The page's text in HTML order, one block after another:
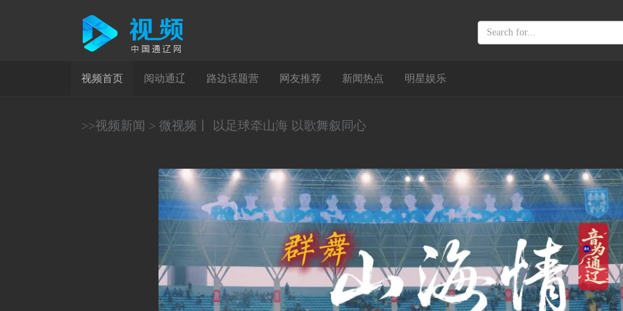
视频首页(current)阅动通辽 路边话题营 网友推荐 新闻热点 明星娱乐
>>视频新闻 > 微视频丨 以足球牵山海 以歌舞叙同心